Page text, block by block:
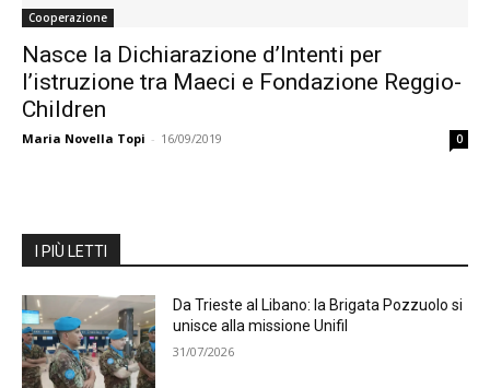
Cooperazione
Nasce la Dichiarazione d’Intenti per
l’istruzione tra Maeci e Fondazione Reggio-
Children
Maria Novella Topi - 16/09/2019 0
I PIÙ LETTI
Da Trieste al Libano: la Brigata Pozzuolo si
unisce alla missione Unifil
31/07/2026